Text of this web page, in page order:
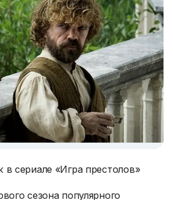
сериале «Игра престолов»
сезона популярного